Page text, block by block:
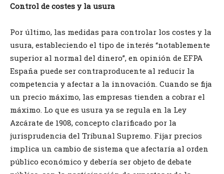
Control de costes y la usura
Por último, las medidas para controlar los costes y la
usura, estableciendo el tipo de interés “notablemente
superior al normal del dinero”, en opinión de EFPA
España puede ser contraproducente al reducir la
competencia y afectar a la innovación. Cuando se fija
un precio máximo, las empresas tienden a cobrar el
máximo. Lo que es usura ya se regula en la Ley
Azcárate de 1908, concepto clarificado por la
jurisprudencia del Tribunal Supremo. Fijar precios
implica un cambio de sistema que afectaría al orden
público económico y debería ser objeto de debate